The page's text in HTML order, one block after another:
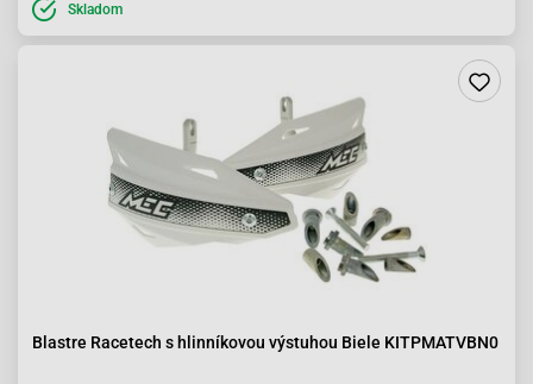
Skladom
Blastre Racetech s hlinníkovou výstuhou Biele KITPMATVBN0